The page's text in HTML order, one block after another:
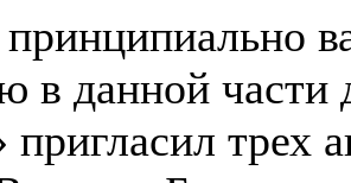
принципиально
в данной части
пригласил трех